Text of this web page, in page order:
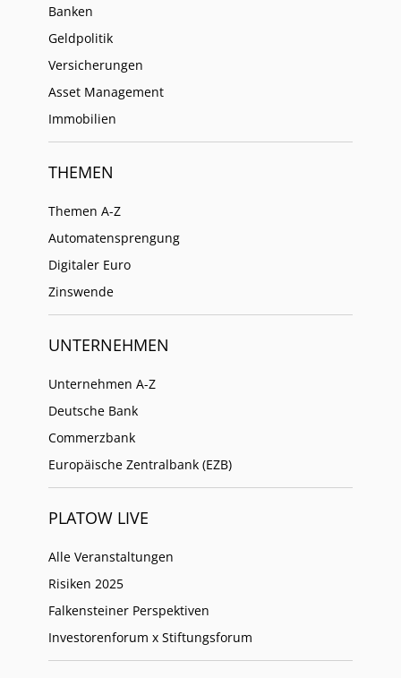
Banken
Geldpolitik
Versicherungen
Asset Management
Immobilien
THEMEN
Themen A-Z
Automatensprengung
Digitaler Euro
Zinswende
UNTERNEHMEN
Unternehmen A-Z
Deutsche Bank
Commerzbank
Europäische Zentralbank (EZB)
PLATOW LIVE
Alle Veranstaltungen
Risiken 2025
Falkensteiner Perspektiven
Investorenforum x Stiftungsforum